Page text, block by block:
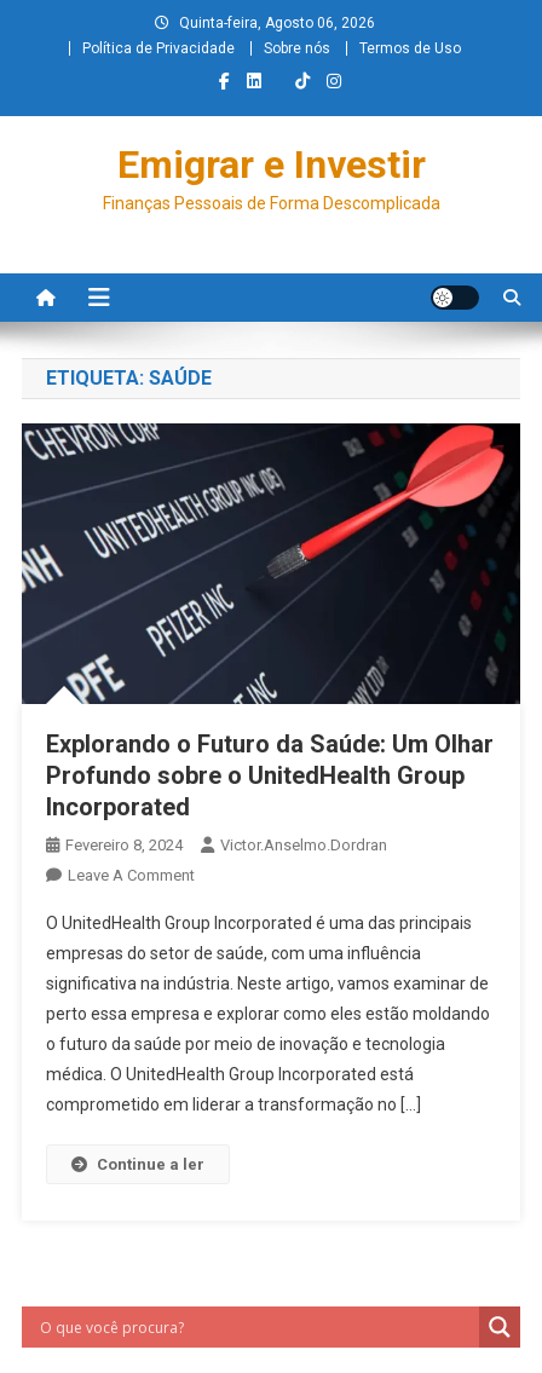
Quinta-feira, Agosto 06, 2026
Política de Privacidade
Sobre nós Termos de Uso
Emigrar e Investir
Finanças Pessoais de Forma Descomplicada
ETIQUETA: SAÚDE
Explorando o Futuro da Saúde: Um Olhar
Profundo sobre o UnitedHealth Group
Incorporated
Fevereiro 8, 2024
Victor.anselmo.dordran
Leave A Comment
O UnitedHealth Group Incorporated é uma das principais
empresas do setor de saúde, com uma influência
significativa na indústria. Neste artigo, vamos examinar de
perto essa empresa e explorar como eles estão moldando
o futuro da saúde por meio de inovação e tecnologia
médica. O UnitedHealth Group Incorporated está
comprometido em liderar a transformação no […]
Continue a ler